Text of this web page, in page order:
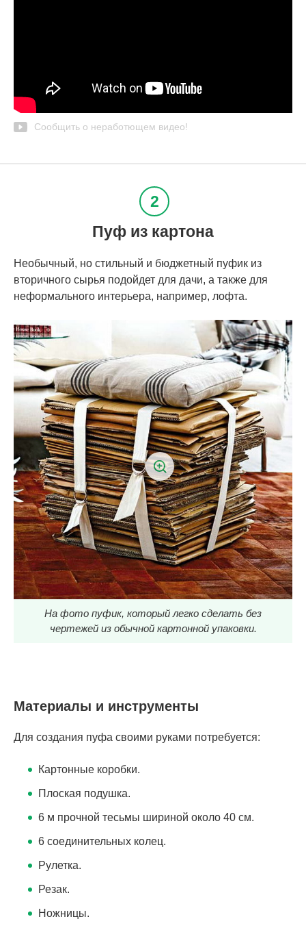
Сообщить о неработющем видео!
Пуф из картона
Необычный, но стильный и бюджетный пуфик из
вторичного сырья подойдет для дачи, а также для
неформального интерьера, например, лофта.
На фото пуфик, который легко сделать без
чертежей из обычной картонной упаковки.
Материалы и инструменты
Для создания пуфа своими руками потребуется:
Картонные коробки.
Плоская подушка.
6 м прочной тесьмы шириной около 40 см.
6 соединительных колец.
Рулетка.
Резак.
Ножницы.